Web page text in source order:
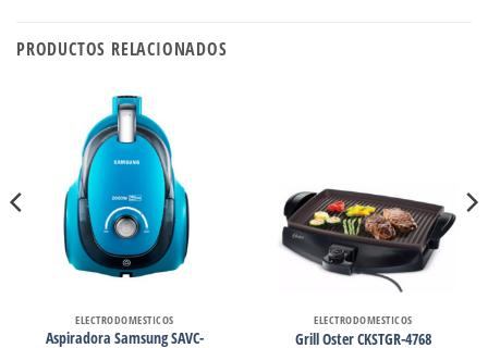
PRODUCTOS RELACIONADOS
ELECTRODOMESTICOS
Aspiradora Samsung SAVC-
ELECTRODOMESTICOS
Grill Oster CKSTGR-4768